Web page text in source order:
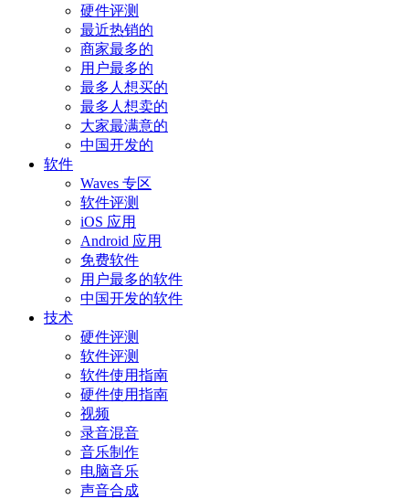
硬件评测
最近热销的
商家最多的
用户最多的
最多人想买的
最多人想卖的
大家最满意的
中国开发的
软件
Waves 专区
软件评测
iOS 应用
Android 应用
免费软件
用户最多的软件
中国开发的软件
技术
硬件评测
软件评测
软件使用指南
硬件使用指南
视频
录音混音
音乐制作
电脑音乐
声音合成